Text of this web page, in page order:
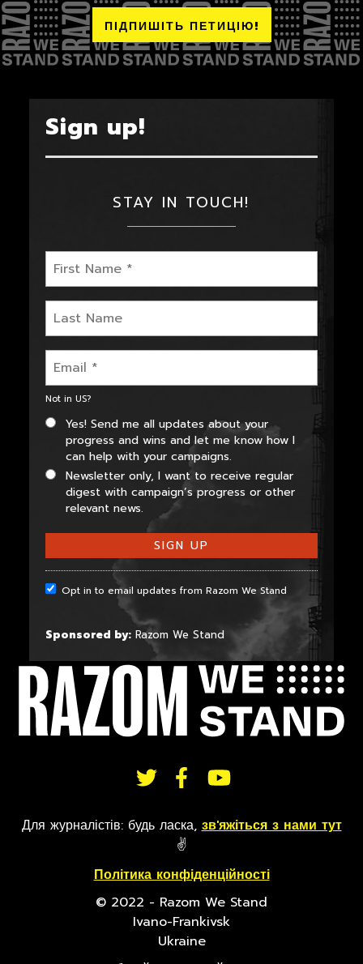
ПІДПИШІТЬ ПЕТИЦІЮ!
Sign up!
STAY IN TOUCH!
Not inUS?
Yes! Send me all updates about your
progress and wins and let me know how I
can help with your campaigns.
Newsletter only, I want to receive regular
digest with campaign’s progress or other
relevant news.
Opt in to email updates from Razom We Stand
Sponsored by: Razom We Stand
СЛІДКУЙТЕ
НАМИ
Для журналістів: будь ласка,зв'яжіться з нами тут
✌
Політика конфіденційності
© 2022 - Razom We Stand
Ivano-Frankivsk
Ukraine